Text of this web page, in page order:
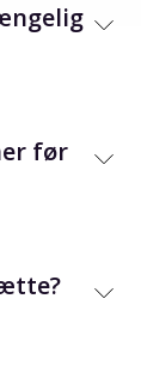
før